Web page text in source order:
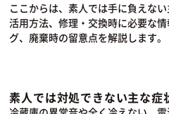
ここからは、素人では手に負えな
活用方法、修理・交換時に必要な
グ、廃棄時の留意点を解説します。
素人では対処できない主な症